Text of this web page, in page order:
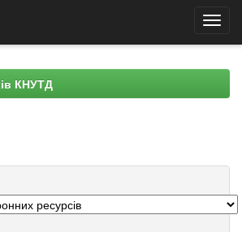
КНУТД